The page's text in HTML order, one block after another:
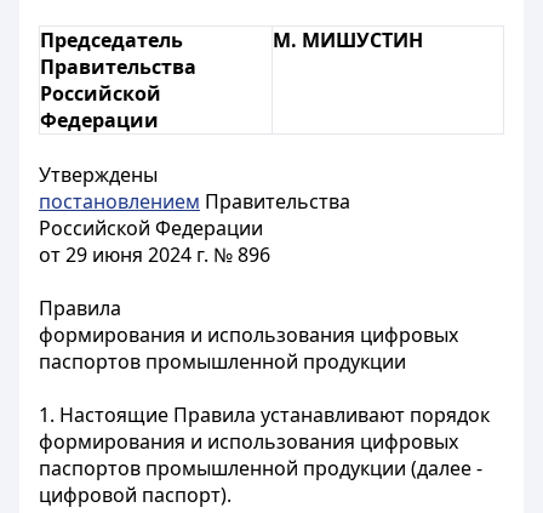
Председатель
Правительства
Российской
Федерации
М. МИШУСТИН
Утверждены
постановлением Правительства
Российской Федерации
от 29 июня 2024 г. № 896
Правила
формирования и использования цифровых
паспортов промышленной продукции
1. Настоящие Правила устанавливают порядок
формирования и использования цифровых
паспортов промышленной продукции (далее -
цифровой паспорт).